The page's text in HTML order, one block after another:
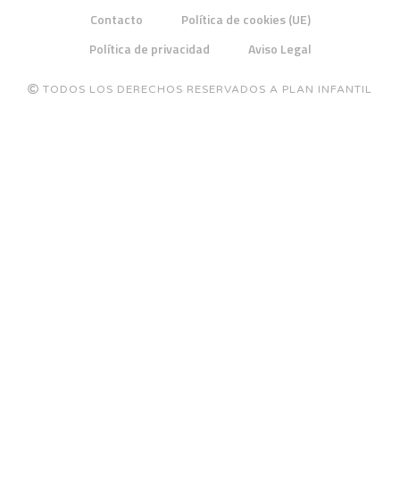
Contacto
Política de cookies (UE)
Política de privacidad
Aviso Legal
TODOS LOS DERECHOS RESERVADOS A PLAN INFANTIL